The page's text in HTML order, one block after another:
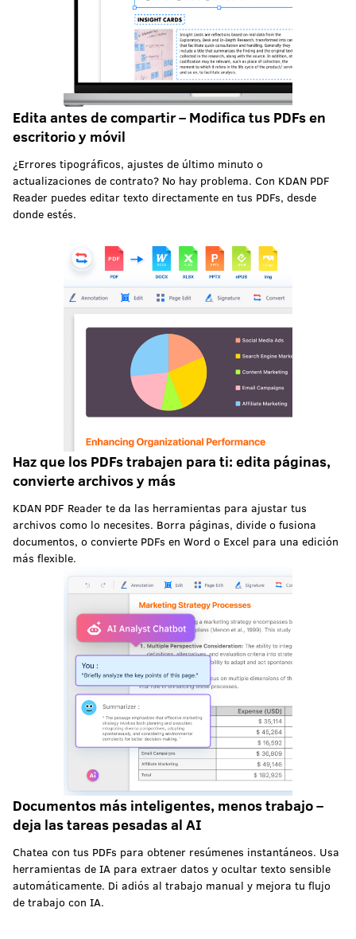
Edita antes de compartir – Modifica tus PDFs en
escritorio y móvil
¿Errores tipográficos, ajustes de último minuto o
actualizaciones de contrato? No hay problema. Con KDAN PDF
Reader puedes editar texto directamente en tus PDFs, desde
donde estés.
Haz que los PDFs trabajen para ti: edita páginas,
convierte archivos y más
KDAN PDF Reader te da las herramientas para ajustar tus
archivos como lo necesites. Borra páginas, divide o fusiona
documentos, o convierte PDFs en Word o Excel para una edición
más flexible.
Documentos más inteligentes, menos trabajo –
deja las tareas pesadas al AI
Chatea con tus PDFs para obtener resúmenes instantáneos. Usa
herramientas de IA para extraer datos y ocultar texto sensible
automáticamente. Di adiós al trabajo manual y mejora tu flujo
de trabajo con IA.